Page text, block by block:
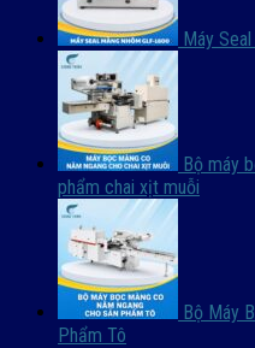
Máy
Bộ máy
phẩm chai xịt muỗi
Bộ Máy
Phẩm Tô